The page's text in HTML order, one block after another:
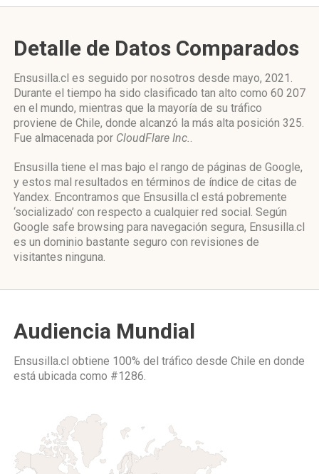
Detalle de Datos Comparados
Ensusilla.cl es seguido por nosotros desde mayo, 2021.
Durante el tiempo ha sido clasificado tan alto como 60 207
en el mundo, mientras que la mayoría de su tráfico
proviene de Chile, donde alcanzó la más alta posición 325.
Fue almacenada por CloudFlare Inc..
Ensusilla tiene el mas bajo el rango de páginas de Google,
y estos mal resultados en términos de índice de citas de
Yandex. Encontramos que Ensusilla.cl está pobremente
‘socializado’ con respecto a cualquier red social. Según
Google safe browsing para navegación segura, Ensusilla.cl
es un dominio bastante seguro con revisiones de
visitantes ninguna.
Audiencia Mundial
Ensusilla.cl obtiene 100% del tráfico desde Chile en donde
está ubicada como #1286.